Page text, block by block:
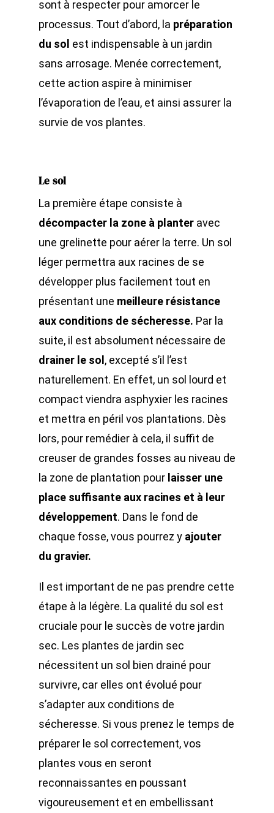
sont à respecter pour amorcer le
processus. Tout d’abord, la préparation
du sol est indispensable à un jardin
sans arrosage. Menée correctement,
cette action aspire à minimiser
l’évaporation de l’eau, et ainsi assurer la
survie de vos plantes.
Le sol
La première étape consiste à
décompacter la zone à planteravec
une grelinette pour aérer la terre. Un sol
léger permettra aux racines de se
développer plus facilement tout en
présentant une meilleure résistance
aux conditions de sécheresse. Par la
suite, il est absolument nécessaire de
drainer le sol , excepté s’il l’est
naturellement. En effet, un sol lourd et
compact viendra asphyxier les racines
et mettra en péril vos plantations. Dès
lors, pour remédier à cela, il suffit de
creuser de grandes fosses au niveau de
la zone de plantation pourlaisser une
place suffisante aux racines et à leur
développement. Dans le fond de
chaque fosse, vous pourrez y ajouter
du gravier.
Il est important de ne pas prendre cette
étape à la légère. La qualité du sol est
cruciale pour le succès de votre jardin
sec. Les plantes de jardin sec
nécessitent un sol bien drainé pour
survivre, car elles ont évolué pour
s’adapter aux conditions de
sécheresse. Si vous prenez le temps de
préparer le sol correctement, vos
plantes vous en seront
reconnaissantes en poussant
vigoureusement et en embellissant